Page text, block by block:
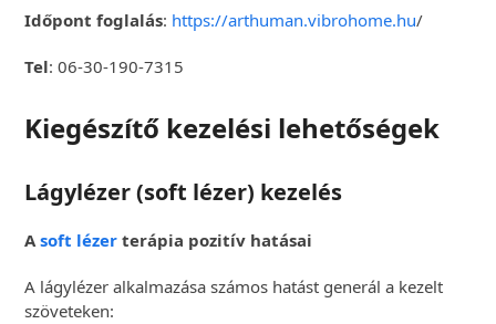
Időpont foglalás: https://arthuman.vibrohome.hu/
Tel: 06-30-190-7315
Kiegészítő kezelési lehetőségek
Lágylézer (soft lézer) kezelés
Asoft lézer terápia pozitív hatásai
A lágylézer alkalmazása számos hatást generál a kezelt
szöveteken: